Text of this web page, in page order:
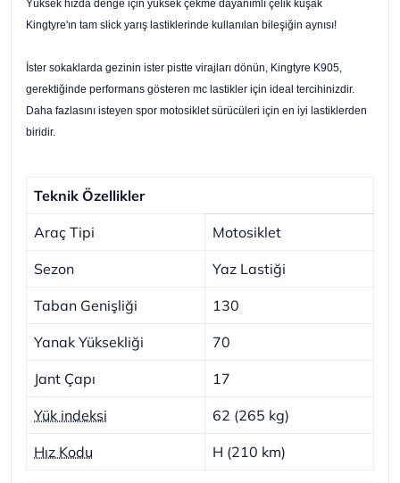
Yüksek hızda denge için yüksek çekme dayanımlı çelik kuşak
Kingtyre'ın tam slick yarış lastiklerinde kullanılan bileşiğin aynısı!
İster sokaklarda gezinin ister pistte virajları dönün, Kingtyre K905,
gerektiğinde performans gösteren mc lastikler için ideal tercihinizdir.
Daha fazlasını isteyen spor motosiklet sürücüleri için en iyi lastiklerden
biridir.
Teknik Özellikler
Araç Tipi Motosiklet
Sezon Yaz Lastiği
Taban Genişliği 130
Yanak Yüksekliği 70
Jant Çapı 17
Yük indeksi 62 (265 kg)
Hız Kodu H (210 km)